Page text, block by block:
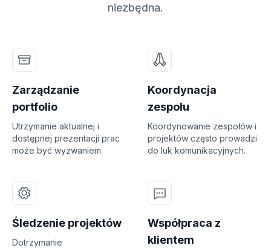
niezbędna.
Zarządzanie
portfolio
Utrzymanie aktualnej i
dostępnej prezentacji prac
może być wyzwaniem.
Koordynacja
zespołu
Koordynowanie zespołów i
projektów często prowadzi
do luk komunikacyjnych.
Śledzenie projektów
Dotrzymanie
Współpraca z
klientem